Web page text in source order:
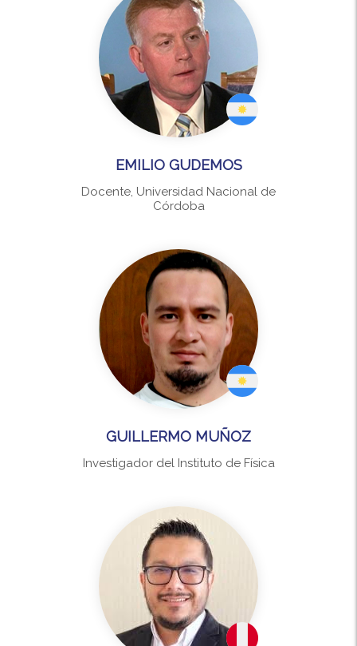
EMILIO GUDEMOS
Docente, Universidad Nacional de
Córdoba
GUILLERMO MUÑOZ
Investigador del Instituto de Física